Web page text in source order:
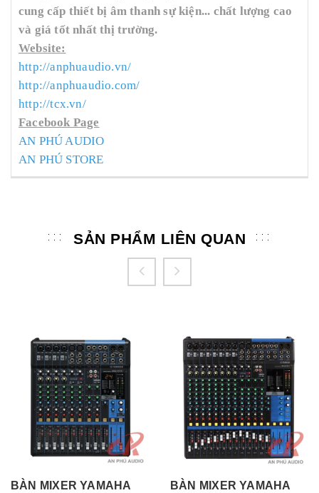
cung cấp thiết bị âm thanh sự kiện... chất lượng cao
và giá tốt nhất thị trường.
Website:
http://anphuaudio.vn/
http://anphuaudio.com/
http://tcx.vn/
Facebook Page
AN PHÚ AUDIO
AN PHÚ STORE
SẢN PHẨM LIÊN QUAN
BÀN MIXER YAMAHA
BÀN MIXER YAMAHA